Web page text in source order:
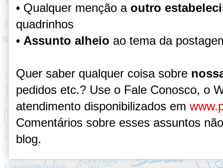
• Qualquer menção a outro
quadrinhos
• Assunto alheio ao tema da
Quer saber qualquer coisa sobre
pedidos etc.? Use o Fale Conosco, o
atendimento disponibilizados em
Comentários sobre esses assuntos
blog.